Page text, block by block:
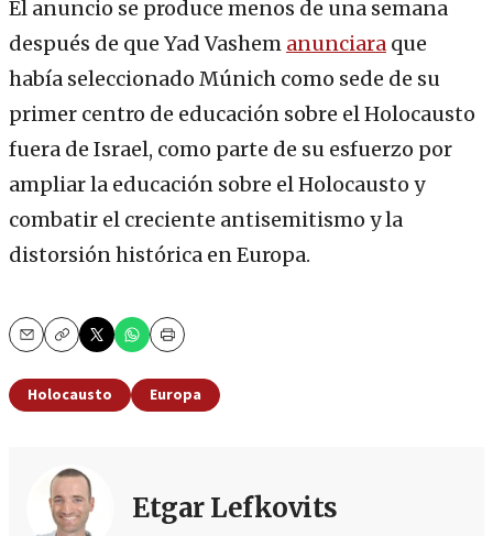
El anuncio se produce menos de una semana
después de que Yad Vashem anunciara que
había seleccionado Múnich como sede de su
primer centro de educación sobre el Holocausto
fuera de Israel, como parte de su esfuerzo por
ampliar la educación sobre el Holocausto y
combatir el creciente antisemitismo y la
distorsión histórica en Europa.
EmailCopy Print
Holocausto Europa
Etgar Lefkovits